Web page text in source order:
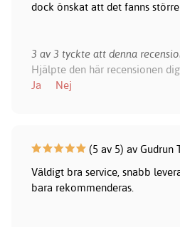
dock önskat att det fanns
3 av 3 tyckte att denna
Hjälpte den här recensionen
Ja
Nej
(5 av 5) av Gudrun
Väldigt bra service, snabb
bara rekommenderas.